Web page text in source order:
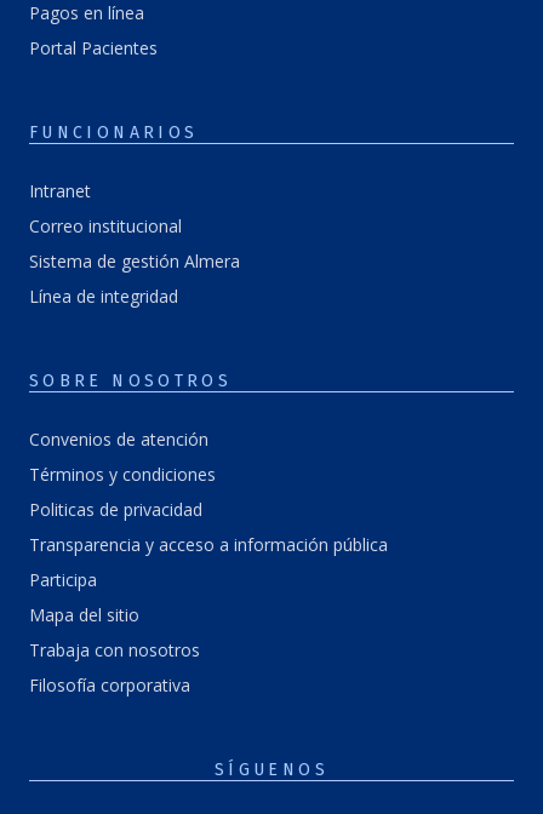
Pagos en línea
Portal Pacientes
FUNCIONARIOS
Intranet
Correo institucional
Sistema de gestión Almera
Línea de integridad
SOBRE NOSOTROS
Convenios de atención
Términos y condiciones
Politicas de privacidad
Transparencia y acceso a información pública
Participa
Mapa del sitio
Trabaja con nosotros
Filosofía corporativa
SÍGUENOS